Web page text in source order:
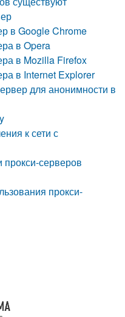
в Google Chrome
в Opera
в Mozilla Firefox
в Internet Explorer
для анонимности в
к сети с
серверов
прокси-